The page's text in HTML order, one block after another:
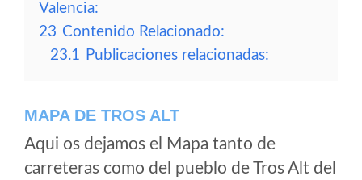
Valencia:
23 Contenido Relacionado:
23.1 Publicaciones relacionadas:
MAPA DE TROS ALT
Aqui os dejamos el Mapa tanto de
carreteras como del pueblo de Tros Alt del